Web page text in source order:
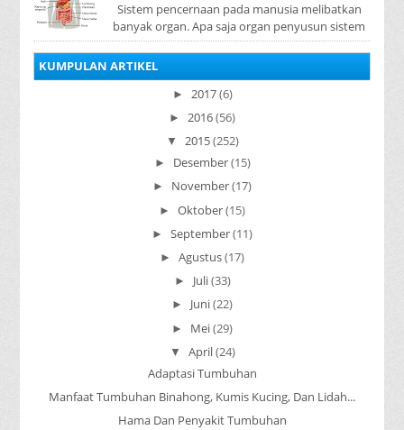
Sistem pencernaan pada manusia melibatkan
banyak organ. Apa saja organ penyusun sistem
pencernaan pada manusia ? Organ penyusun
KUMPULAN ARTIKEL
► 2017(6)
► 2016(56)
▼ 2015(252)
► Desember(15)
► November(17)
► Oktober(15)
► September(11)
► Agustus(17)
► Juli(33)
► Juni(22)
► Mei(29)
▼ April(24)
Adaptasi Tumbuhan
Manfaat Tumbuhan Binahong, Kumis Kucing, Dan Lidah...
Hama Dan Penyakit Tumbuhan